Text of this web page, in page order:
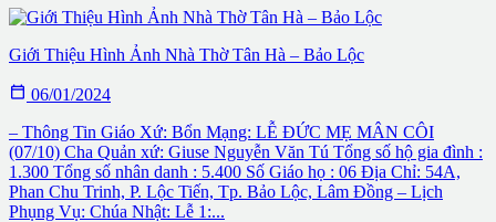
Giới Thiệu Hình Ảnh Nhà Thờ Tân Hà – Bảo Lộc
 06/01/2024
– Thông Tin Giáo Xứ: Bổn Mạng: LỄ ĐỨC MẸ MÂN CÔI
(07/10) Cha Quản xứ: Giuse Nguyễn Văn Tú Tổng số hộ gia đình :
1.300 Tổng số nhân danh : 5.400 Số Giáo họ : 06 Địa Chỉ: 54A,
Phan Chu Trinh, P. Lộc Tiến, Tp. Bảo Lộc, Lâm Đồng – Lịch
Phụng Vụ: Chúa Nhật: Lễ 1:...